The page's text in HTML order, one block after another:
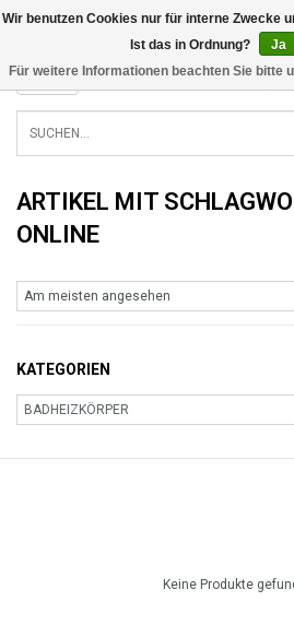
MENU
ARTIKEL MIT
ONLINE
KATEGORIEN
Keine Produkte
Wir benutzen Cookies nur für interne Zwecke
Ist das in Ordnung?
Ja
Für weitere Informationen beachten Sie bitte